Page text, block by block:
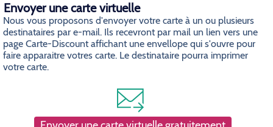
Envoyer une carte virtuelle
Nous vous proposons d'envoyer votre carte à un ou plusieurs
destinataires par e-mail. Ils recevront par mail un lien vers une
page Carte-Discount affichant une envellope qui s'ouvre pour
faire apparaitre votres carte. Le destinataire pourra imprimer
votre carte.